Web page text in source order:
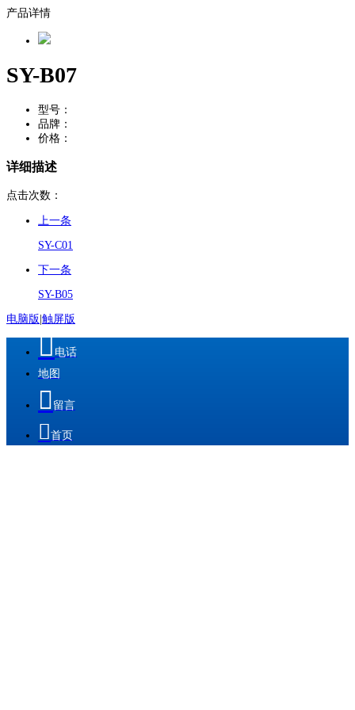
产品详情
SY-B07
型号：
品牌：
价格：
详细描述
点击次数：
上一条
SY-C01
下一条
SY-B05
电脑版 触屏版
电话
地图
 留言
首页